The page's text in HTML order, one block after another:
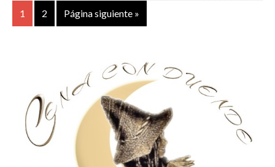
1 2 Página siguiente »